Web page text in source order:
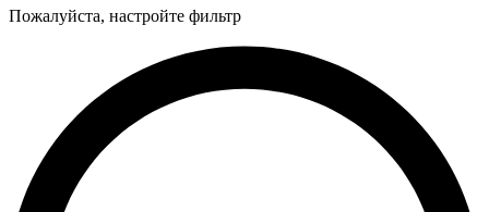
Пожалуйста, настройте фильтр